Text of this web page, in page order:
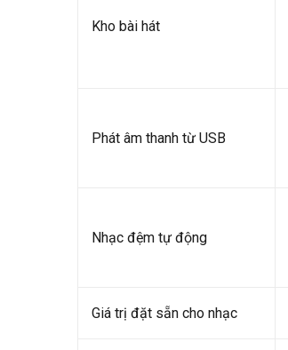
Kho bài hát
Phát âm thanh từ USB
Nhạc đệm tự động
Giá trị đặt sẵn cho nhạc